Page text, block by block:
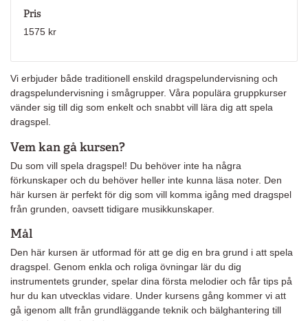
Vi erbjuder både traditionell enskild dragspelundervisning och
dragspelundervisning i smågrupper. Våra populära gruppkurser
vänder sig till dig som enkelt och snabbt vill lära dig att spela
dragspel.
Vem kan gå kursen?
Du som vill spela dragspel! Du behöver inte ha några
förkunskaper och du behöver heller inte kunna läsa noter. Den
här kursen är perfekt för dig som vill komma igång med dragspel
från grunden, oavsett tidigare musikkunskaper.
Mål
Den här kursen är utformad för att ge dig en bra grund i att spela
dragspel. Genom enkla och roliga övningar lär du dig
instrumentets grunder, spelar dina första melodier och får tips på
hur du kan utvecklas vidare. Under kursens gång kommer vi att
gå igenom allt från grundläggande teknik och bälghantering till
Pris
1575 kr